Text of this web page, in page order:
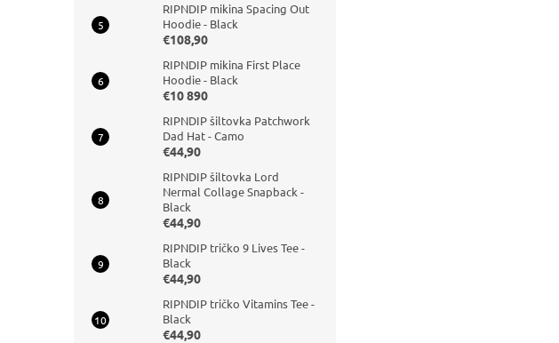
RIPNDIP mikina Spacing Out
Hoodie - Black
€108,90
RIPNDIP mikina First Place
Hoodie - Black
€10 890
RIPNDIP šiltovka Patchwork
Dad Hat - Camo
€44,90
RIPNDIP šiltovka Lord
Nermal Collage Snapback -
Black
€44,90
RIPNDIP tričko 9 Lives Tee -
Black
€44,90
RIPNDIP tričko Vitamins Tee -
Black
€44,90